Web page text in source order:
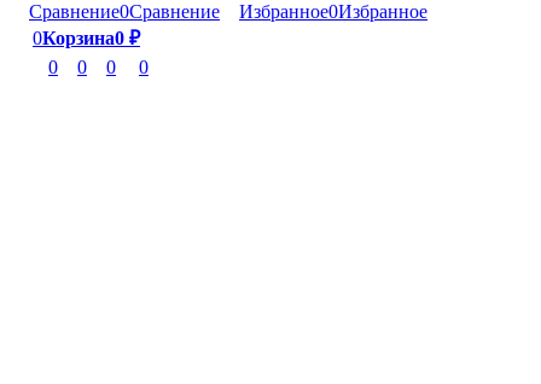
Сравнение0Сравнение Избранное0Избранное
0Корзина0 ₽
0
0 0 0